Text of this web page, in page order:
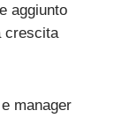
aggiunto
crescita
manager